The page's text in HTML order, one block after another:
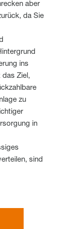
aber
da Sie
ins
das Ziel,
zu
in
sind